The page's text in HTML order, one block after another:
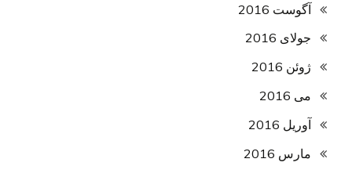
آگوست 2016
جولای 2016
ژوئن 2016
می 2016
آوریل 2016
مارس 2016